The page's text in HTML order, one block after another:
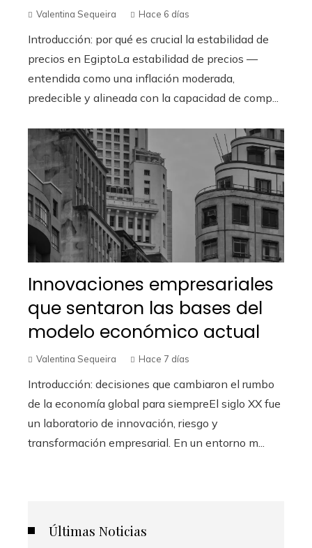
Valentina Sequeira Hace 6 días
Introducción: por qué es crucial la estabilidad de
precios en EgiptoLa estabilidad de precios —
entendida como una inflación moderada,
predecible y alineada con la capacidad de comp...
Innovaciones empresariales
que sentaron las bases del
modelo económico actual
Valentina Sequeira Hace 7 días
Introducción: decisiones que cambiaron el rumbo
de la economía global para siempreEl siglo XX fue
un laboratorio de innovación, riesgo y
transformación empresarial. En un entorno m...
Últimas Noticias